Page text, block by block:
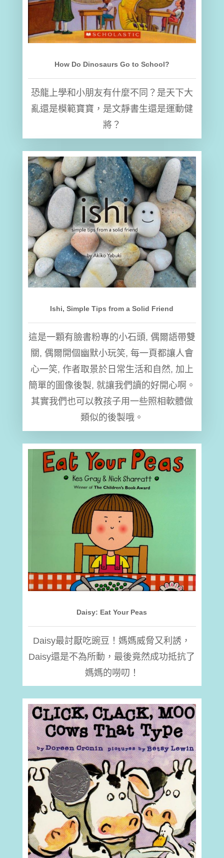
How Do Dinosaurs Go to School?
恐龍上學和小朋友有什麼不同？是天下大
亂還是模範寶寶，是文靜書生還是運動健
將？
Ishi, Simple Tips from a Solid Friend
這是一顆有臉書粉專的小石頭, 偶爾語帶雙
關, 偶爾開個幽默小玩笑, 每一頁都讓人會
心一笑, 作者取景於日常生活和自然, 加上
簡單的圖像後製, 就讓我們讀的好開心啊。
其實我們也可以教孩子用一些照相軟體做
類似的後製哦。
Daisy: Eat Your Peas
Daisy最討厭吃豌豆！媽媽威脅又利誘，
Daisy還是不為所動，最後竟然成功抵抗了
媽媽的嘮叨！